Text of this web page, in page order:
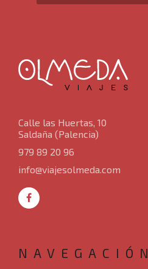
Calle las Huertas, 10
Saldaña (Palencia)
979 89 20 96
info@viajesolmeda.com
NAVEGACIÓN